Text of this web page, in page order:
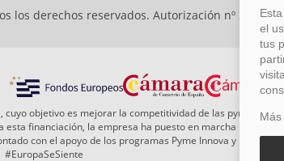
los derechos reservados. Autorización nº 29780-2
cuyo objetivo es mejorar la competitividad de las pymes
financiación, la empresa ha puesto en marcha un Plan
con el apoyo de los programas Pyme Innova y Pyme
#EuropaSeSiente